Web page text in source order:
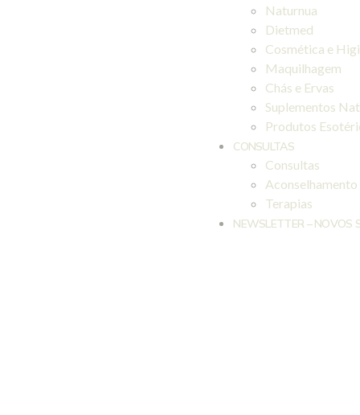
Naturnua
Dietmed
Cosmética e
Maquilhagem
Chás e Ervas
Suplementos
Produtos
CONSULTAS
Consultas
Terapias
NEWSLETTER – NOVOS